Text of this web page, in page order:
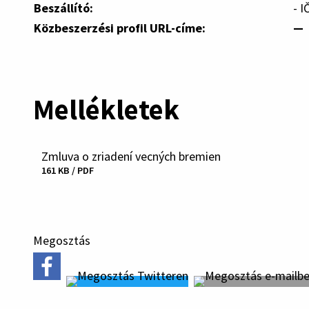
Beszállító:
-
Közbeszerzési profil URL-címe:
—
Mellékletek
Fájl
Zmluva o zriadení vecných bremien
161 KB / PDF
Megosztás